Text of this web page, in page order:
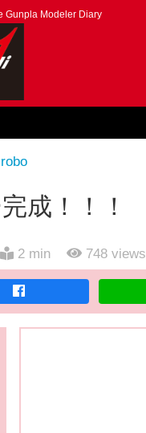
Gunpla Modeler Diary
成！！！
2 min 748 views